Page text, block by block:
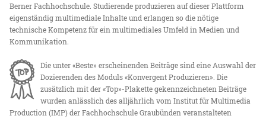
Berner Fachhochschule. Studierende produzieren auf dieser Plattform
eigenständig multimediale Inhalte und erlangen so die nötige
technische Kompetenz für ein multimediales Umfeld in Medien und
Kommunikation.
Die unter «Beste» erscheinenden Beiträge sind eine Auswahl der
Dozierenden des Moduls «Konvergent Produzieren». Die
zusätzlich mit der «Top»-Plakette gekennzeichneten Beiträge
wurden anlässlich des alljährlich vom Institut für Multimedia
Production (IMP) der Fachhochschule Graubünden veranstalteten